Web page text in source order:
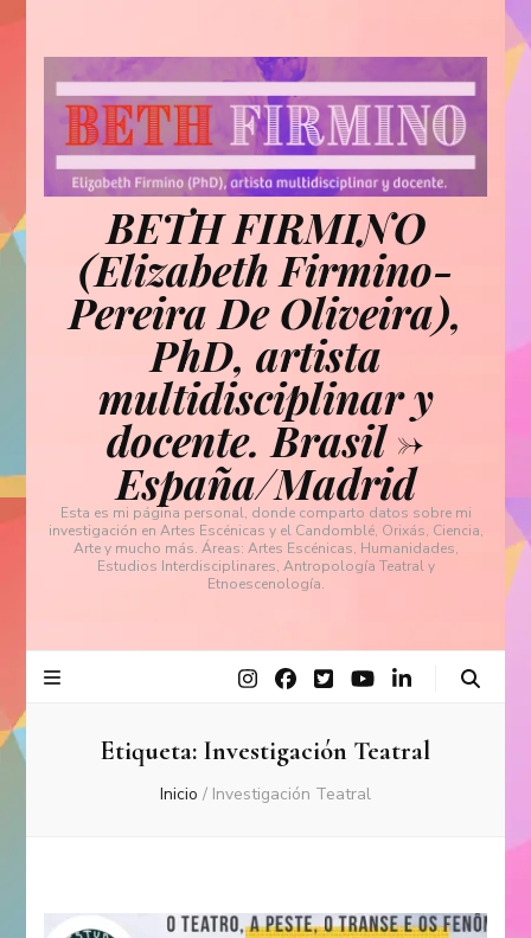
BETH FIRMINO
(Elizabeth Firmino-
Pereira De Oliveira),
PhD, artista
multidisciplinar y
docente. Brasil ->
España/Madrid
Esta es mi página personal, donde comparto datos sobre mi
investigación en Artes Escénicas y el Candomblé, Orixás, Ciencia,
Arte y mucho más. Áreas: Artes Escénicas, Humanidades,
Estudios Interdisciplinares, Antropología Teatral y
Etnoescenología.
Etiqueta: Investigación Teatral
Inicio / Investigación Teatral